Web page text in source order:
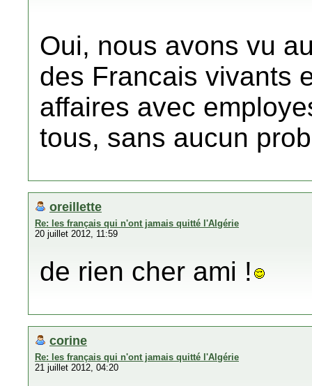
Oui, nous avons vu
des Francais vivants
affaires avec
tous, sans aucun
oreillette
Re: les français qui n'ont jamais quitté l'Algérie
20 juillet 2012, 11:59
de rien cher ami !
corine
Re: les français qui n'ont jamais quitté l'Algérie
21 juillet 2012, 04:20